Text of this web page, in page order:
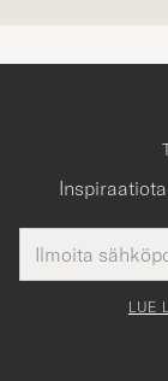
tieto
Tack
för
LUE